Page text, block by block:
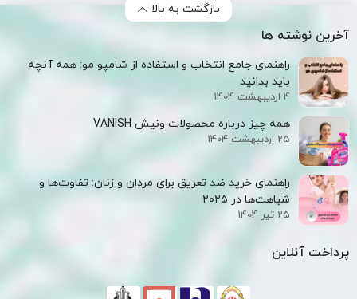
بازگشت به بالا
آخرین نوشته ها
راهنمای جامع انتخاب و استفاده از شامپو مو: همه آنچه
باید بدانید
4 اردیبهشت 1404
همه‌ چیز درباره محصولات ونیش VANISH
25 اردیبهشت 1404
راهنمای خرید ضد تعریق برای مردان و زنان: تفاوت‌ها و
شباهت‌ها در ۲۰۲۵
25 تیر 1404
پرداخت آنلاین